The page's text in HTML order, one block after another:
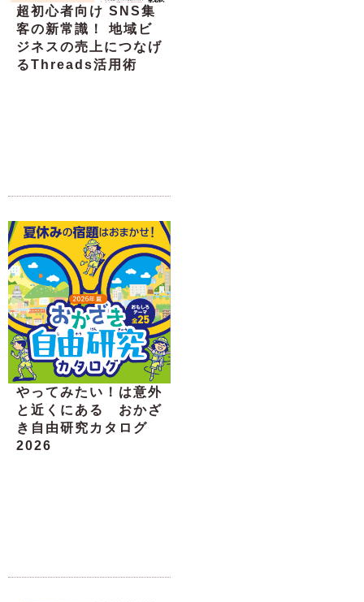
超初心者向け SNS集
客の新常識！ 地域ビ
ジネスの売上につなげ
るThreads活用術
やってみたい！は意外
と近くにある おかざ
き自由研究カタログ
2026